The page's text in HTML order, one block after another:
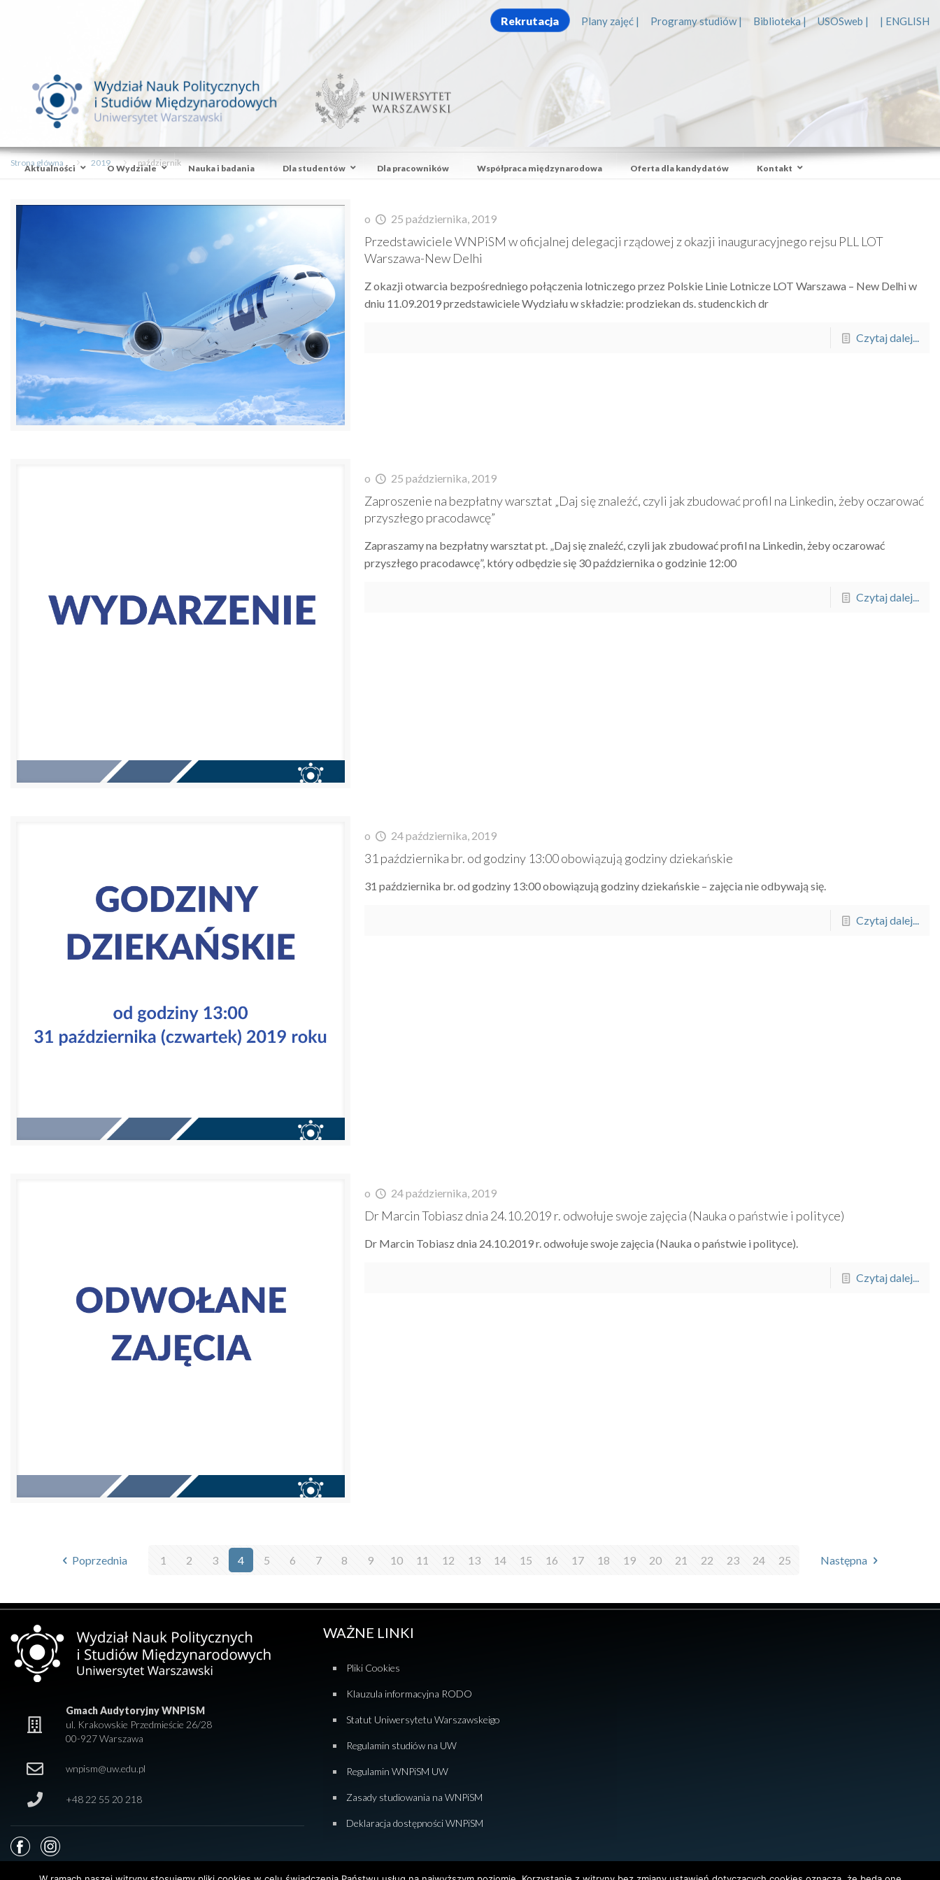
Rekrutacja Plany zajęć | Programy studiów | Biblioteka | USOSweb | | ENGLISH
Aktualności O Wydziale Nauka i badania Dla studentów Dla pracowników Współpraca międzynarodowa Oferta dla kandydatów Kontakt
Strona główna 2019 październik
o 25 października, 2019
Przedstawiciele WNPiSM w oficjalnej delegacji rządowej z okazji inauguracyjnego rejsu PLL LOT
Warszawa-New Delhi
Z okazji otwarcia bezpośredniego połączenia lotniczego przez Polskie Linie Lotnicze LOT Warszawa – New Delhi w
dniu 11.09.2019 przedstawiciele Wydziału w składzie: prodziekan ds. studenckich dr
Czytaj dalej...
o 25 października, 2019
Zaproszenie na bezpłatny warsztat „Daj się znaleźć, czyli jak zbudować profil na Linkedin, żeby oczarować
przyszłego pracodawcę”
Zapraszamy na bezpłatny warsztat pt. „Daj się znaleźć, czyli jak zbudować profil na Linkedin, żeby oczarować
przyszłego pracodawcę”, który odbędzie się 30 października o godzinie 12:00
Czytaj dalej...
o 24 października, 2019
31 października br. od godziny 13:00 obowiązują godziny dziekańskie
31 października br. od godziny 13:00 obowiązują godziny dziekańskie – zajęcia nie odbywają się.
Czytaj dalej...
o 24 października, 2019
Dr Marcin Tobiasz dnia 24.10.2019 r. odwołuje swoje zajęcia (Nauka o państwie i polityce)
Dr Marcin Tobiasz dnia 24.10.2019 r. odwołuje swoje zajęcia (Nauka o państwie i polityce).
Czytaj dalej...
Poprzednia 1 2 3 4 5 6 7 8 9 10 11 12 13 14 15 16 17 18 19 20 21 22 23 24 25 Następna
Gmach Audytoryjny WNPISM
ul. Krakowskie Przedmieście 26/28
00-927 Warszawa
wnpism@uw.edu.pl
+48 22 55 20 218
WAŻNE LINKI
Pliki Cookies
Klauzula informacyjna RODO
Statut Uniwersytetu Warszawskeigo
Regulamin studiów na UW
Regulamin WNPiSM UW
Zasady studiowania na WNPiSM
Deklaracja dostępności WNPiSM